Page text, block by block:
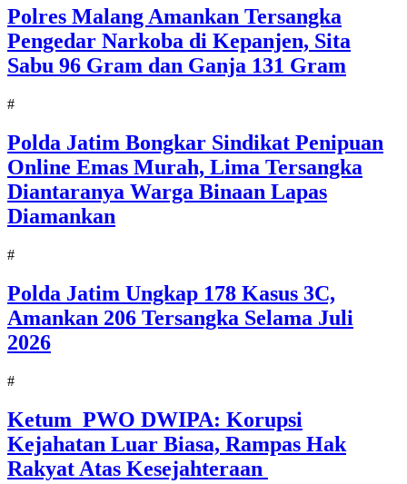
Polres Malang Amankan Tersangka
Pengedar Narkoba di Kepanjen, Sita
Sabu 96 Gram dan Ganja 131 Gram
#
Polda Jatim Bongkar Sindikat Penipuan
Online Emas Murah, Lima Tersangka
Diantaranya Warga Binaan Lapas
Diamankan
#
Polda Jatim Ungkap 178 Kasus 3C,
Amankan 206 Tersangka Selama Juli
2026
#
Ketum PWO DWIPA: Korupsi
Kejahatan Luar Biasa, Rampas Hak
Rakyat Atas Kesejahteraan